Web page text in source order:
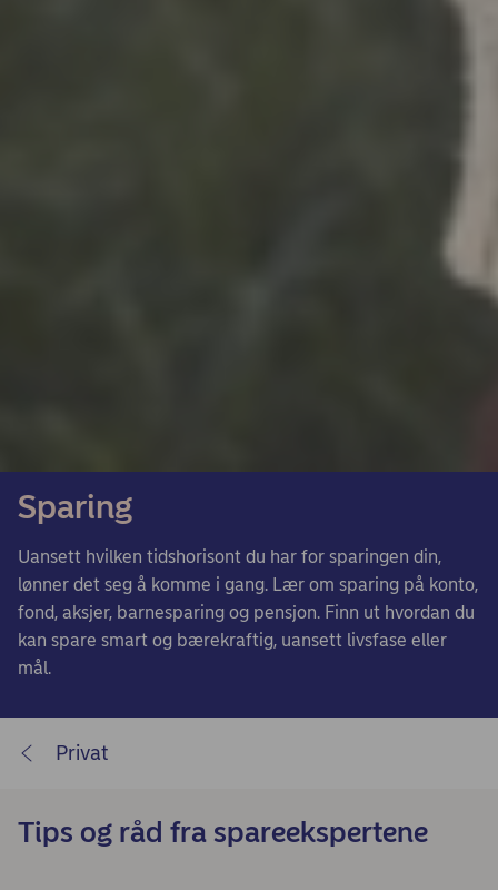
Sparing
Uansett hvilken tidshorisont du har for sparingen din,
lønner det seg å komme i gang. Lær om sparing på konto,
fond, aksjer, barnesparing og pensjon. Finn ut hvordan du
kan spare smart og bærekraftig, uansett livsfase eller
mål.
Privat
Tips og råd fra spareekspertene